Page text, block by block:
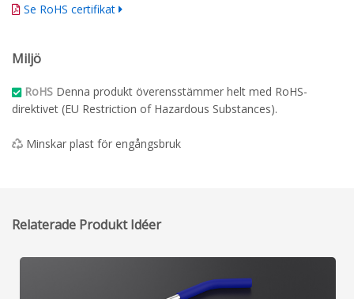
Se RoHS certifikat
Miljö
RoHS Denna produkt överensstämmer helt med RoHS-
direktivet (EU Restriction of Hazardous Substances).
Minskar plast för engångsbruk
Relaterade Produkt Idéer